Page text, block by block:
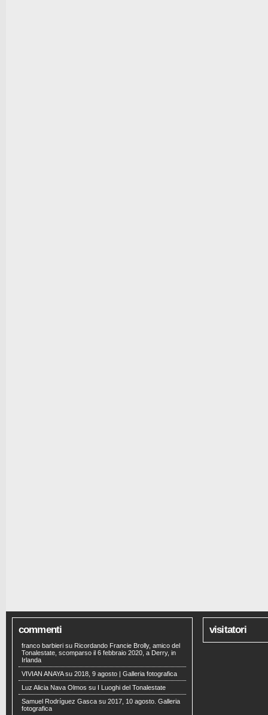
commenti
franco barbieri su Ricordando Francie Brolly, amico del
Tonalestate, scomparso il 6 febbraio 2020, a Derry, in
Irlanda
VIVIAN ANAYAsu 2018, 9 agosto | Galleria fotografica
Luz Alicia Nava Olmos su
I Luoghi del Tonalestate
Samuel Rodríguez Gasca su 2017, 10 agosto. Galleria
fotografica
visitatori